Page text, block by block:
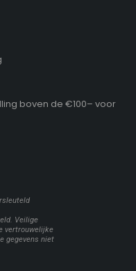
boven de €100– voor
Veilige
vertrouwelijke
gegevens niet